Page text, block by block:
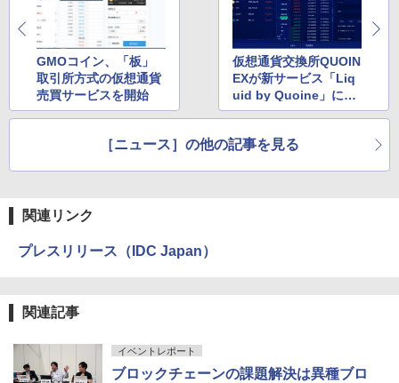
GMOコイン、「板」
取引所方式の仮想通貨
売買サービスを開始
仮想通貨交換所QUOIN
EXが新サービス「Liq
uid by Quoine」に移
行
［ニュース］の他の記事を見る
関連リンク
プレスリリース（IDC Japan）
関連記事
イベントレポート
ブロックチェーンの課題解決は異種ブロ